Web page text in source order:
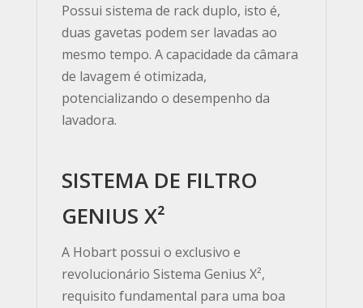
Possui sistema de rack duplo, isto é,
duas gavetas podem ser lavadas ao
mesmo tempo. A capacidade da câmara
de lavagem é otimizada,
potencializando o desempenho da
lavadora.
SISTEMA DE FILTRO
GENIUS X²
A Hobart possui o exclusivo e
revolucionário Sistema Genius X²,
requisito fundamental para uma boa